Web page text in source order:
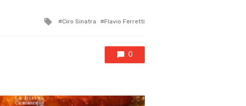
Tagged
Ciro Sinatra Flavio Ferretti
0